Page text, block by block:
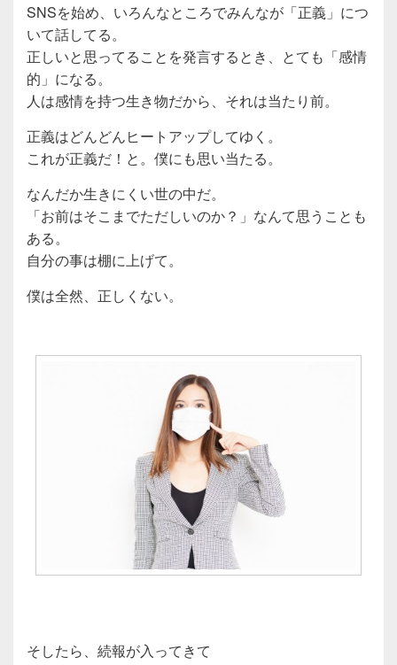
SNSを始め、いろんなところでみんなが「正義」につ
いて話してる。
正しいと思ってることを発言するとき、とても「感情
的」になる。
人は感情を持つ生き物だから、それは当たり前。
正義はどんどんヒートアップしてゆく。
これが正義だ！と。僕にも思い当たる。
なんだか生きにくい世の中だ。
「お前はそこまでただしいのか？」なんて思うことも
ある。
自分の事は棚に上げて。
僕は全然、正しくない。
そしたら、続報が入ってきて